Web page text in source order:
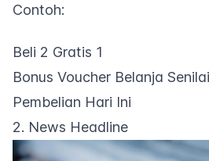
Contoh:
Beli 2 Gratis 1
Bonus Voucher Belanja
Pembelian Hari Ini
2. News Headline